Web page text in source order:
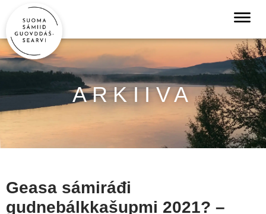
ARKIIVA
Geasa sámiráđi
gudnebálkkašupmi 2021? –